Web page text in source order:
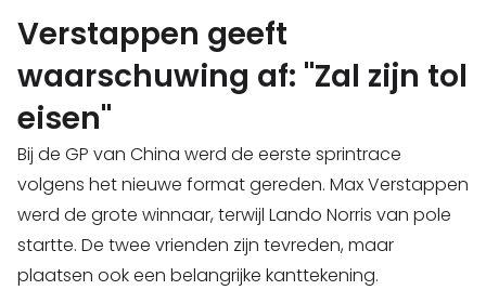
Verstappen geeft
waarschuwing af: "Zal zijn tol
eisen"
Bij de GP van China werd de eerste sprintrace
volgens het nieuwe format gereden. Max Verstappen
werd de grote winnaar, terwijl Lando Norris van pole
startte. De twee vrienden zijn tevreden, maar
plaatsen ook een belangrijke kanttekening.